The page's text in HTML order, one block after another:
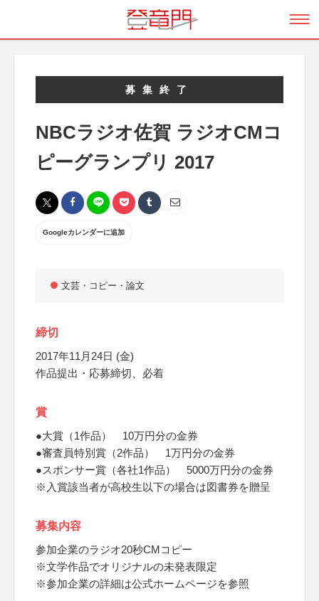
募集終了
NBCラジオ佐賀 ラジオCMコ
ピーグランプリ 2017
Googleカレンダーに追加
文芸・コピー・論文
締切
2017年11月24日 (金)
作品提出・応募締切、必着
賞
●大賞（1作品） 10万円分の金券
●審査員特別賞（2作品） 1万円分の金券
●スポンサー賞（各社1作品） 5000万円分の金券
※入賞該当者が高校生以下の場合は図書券を贈呈
募集内容
参加企業のラジオ20秒CMコピー
※文学作品でオリジナルの未発表限定
※参加企業の詳細は公式ホームページを参照